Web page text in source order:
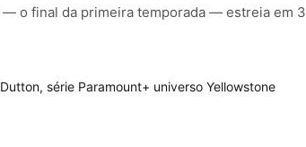
— o final da primeira temporada — estreia em 3